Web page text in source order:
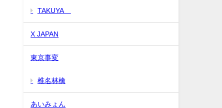
TAKUYA∞
X JAPAN
東京事変
椎名林檎
あいみょん